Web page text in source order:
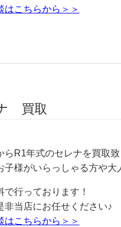
はこちらから＞＞
買取
R1年式のセレナを買取致
子様がいらっしゃる方や大
行っております！
非当店にお任せください♪
はこちらから＞＞